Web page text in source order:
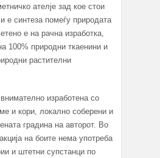
ателје зад кое стои
е синтеза помеѓу природата
е на рачна изработка,
100% природни ткаенини и
растителни
изработена со
и кори, локално соберени и
градина на авторот. Во
на боите нема употреба
и штетни супстанци по